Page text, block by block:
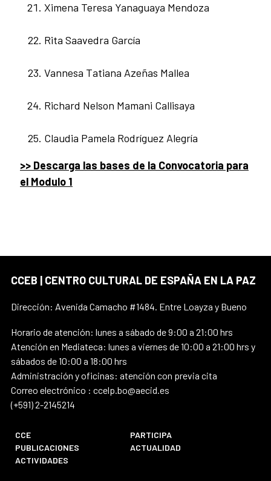
Ximena Teresa Yanaguaya Mendoza
Rita Saavedra García
Vannesa Tatiana Azeñas Mallea
Richard Nelson Mamani Callisaya
Claudia Pamela Rodríguez Alegría
>> Descarga las bases de la Convocatoria para
el Modulo 1
CCEB | CENTRO CULTURAL DE ESPAÑA EN LA PAZ
Dirección: Avenida Camacho #1484. Entre Loayza y Bueno
Horario de atención: lunes a sábado de 9:00 a 21:00 hrs
Atención en Mediateca: lunes a viernes de 10:00 a 21:00 hrs y
sábados de 10:00 a 18:00 hrs
Administración y oficinas: atención con previa cita
Correo electrónico : ccelp.bo@aecid.es
(+591) 2-2145214
CCE
PARTICIPA
PUBLICACIONES
ACTUALIDAD
ACTIVIDADES